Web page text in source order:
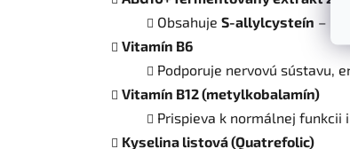
Obsahuje S-allylcysteín –
Vitamín B6
Podporuje nervovú sústavu,
Vitamín B12 (metylkobalamín)
Prispieva k normálnej funkcii
Kyselina listová (Quatrefolic)